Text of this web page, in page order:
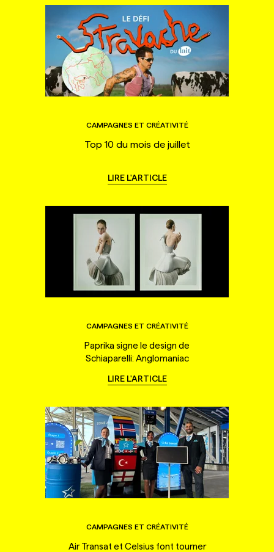
CAMPAGNES ET CRÉATIVITÉ
Top 10 du mois de juillet
LIRE L'ARTICLE
CAMPAGNES ET CRÉATIVITÉ
Paprika signe le design de
Schiaparelli: Anglomaniac
LIRE L'ARTICLE
CAMPAGNES ET CRÉATIVITÉ
Air Transat et Celsius font tourner